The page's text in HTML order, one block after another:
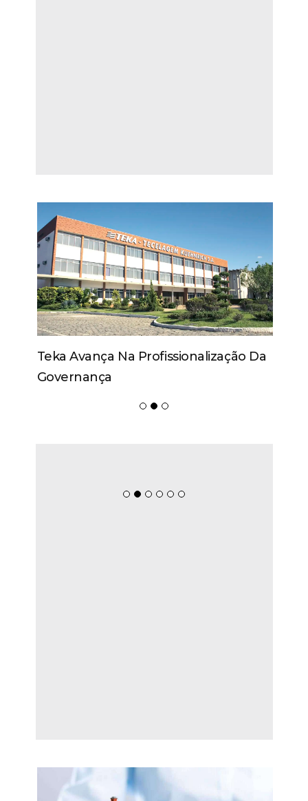
Teka Avança Na Profissionalização Da
Governança